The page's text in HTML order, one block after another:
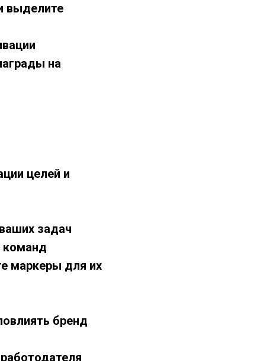
выделите
на
целей и
задач
команд
маркеры для их
бренд